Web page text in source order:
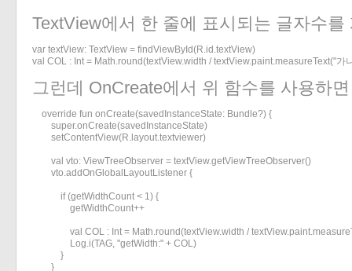
TextView에서 한 줄에 표시되는 글자수를
var textView: TextView = findViewById(R.id.textView)
val COL : Int = Math.round(textView.width / textView.paint.measureText("가
그런데 OnCreate에서 위 함수를 사용하
    override fun onCreate(savedInstanceState: Bundle?) {
        super.onCreate(savedInstanceState)
        setContentView(R.layout.textviewer)
        val vto: ViewTreeObserver = textView.getViewTreeObserver()
        vto.addOnGlobalLayoutListener {
            if (getWidthCount < 1) {
                getWidthCount++
val COL : Int = Math.round(textView.width /
                Log.i(TAG, "getWidth:" + COL)
            }
        }